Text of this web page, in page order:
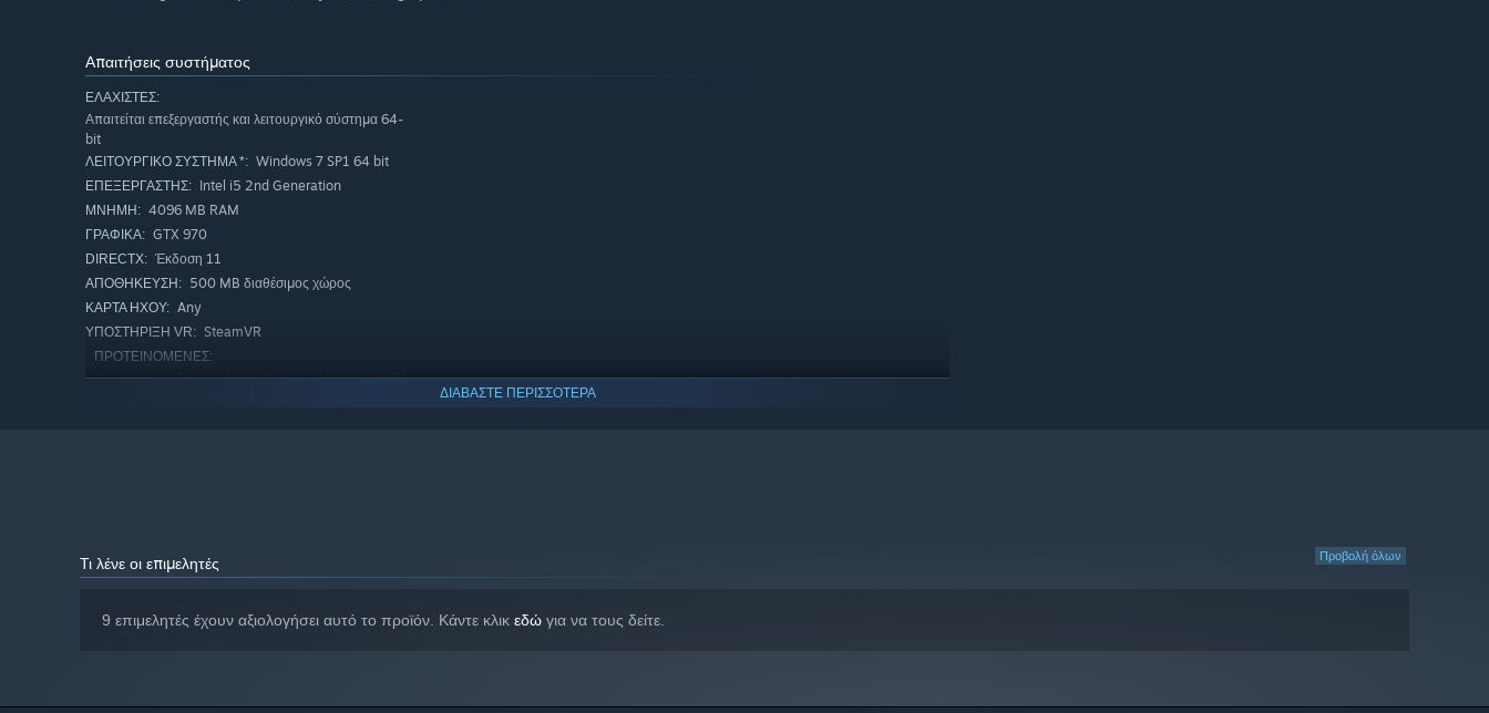
Απαιτήσεις συστήματος
ΕΛΆΧΙΣΤΕΣ:
Απαιτείται επεξεργαστής και λειτουργικό σύστημα 64-
bit
ΛΕΙΤΟΥΡΓΙΚΌ ΣΎΣΤΗΜΑ *: Windows 7 SP1 64 bit
ΕΠΕΞΕΡΓΑΣΤΉΣ: Intel i5 2nd Generation
ΜΝΉΜΗ: 4096 MB RAM
ΓΡΑΦΙΚΆ: GTX 970
DIRECTX: Έκδοση 11
ΑΠΟΘΉΚΕΥΣΗ: 500 MB διαθέσιμος χώρος
ΚΆΡΤΑ ΉΧΟΥ: Any
ΥΠΟΣΤΉΡΙΞΗ VR: SteamVR
ΠΡΟΤΕΙΝΌΜΕΝΕΣ:
Απαιτείται επεξεργαστής και λειτουργικό σύστημα 64-
ΔΙΑΒΑΣΤΕ ΠΕΡΙΣΣΟΤΕΡΑ
Προβολή όλων
Τι λένε οι επιμελητές
9 επιμελητές έχουν αξιολογήσει αυτό το προϊόν. Κάντε κλικ εδώ για να τους δείτε.